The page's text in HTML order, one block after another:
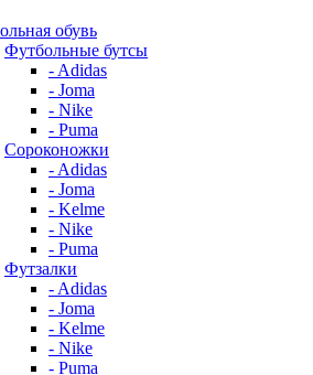
обувь
Футбольные бутсы
- Adidas
- Joma
- Nike
- Puma
Сороконожки
- Adidas
- Joma
- Kelme
- Nike
- Puma
Футзалки
- Adidas
- Joma
- Kelme
- Nike
- Puma